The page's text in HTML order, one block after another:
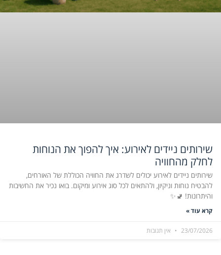
שירותים ניידים לאירוע: איך להפוך את הנוחות
לחלק מהחוויה
שירותים ניידים לאירוע יכולים לשדרג את החוויה הכוללת של האורחים,
להבטיח נוחות וניקיון, ולהתאים לכל סוג אירוע ומיקום. בואו נכיר את החשיבות
והיתרונות! 🚽✨
קרא עוד »
23/07/2026 אין תגובות